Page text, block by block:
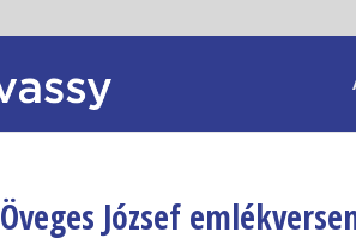
Öveges József